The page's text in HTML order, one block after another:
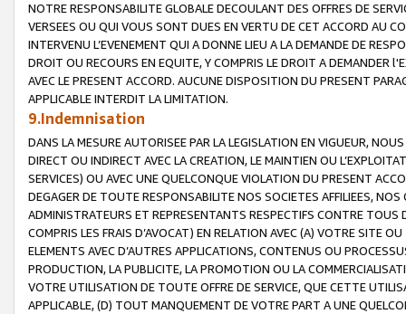
NOTRE RESPONSABILITE GLOBALE DECOULANT DES OFFRES DE
VERSEES OU QUI VOUS SONT DUES EN VERTU DE CET ACCORD AU
INTERVENU L’EVENEMENT QUI A DONNE LIEU A LA DEMANDE DE
DROIT OU RECOURS EN EQUITE, Y COMPRIS LE DROIT A DEMANDER
AVEC LE PRESENT ACCORD. AUCUNE DISPOSITION DU PRESENT
APPLICABLE INTERDIT LA LIMITATION.
9.Indemnisation
DANS LA MESURE AUTORISEE PAR LA LEGISLATION EN VIGUEUR,
DIRECT OU INDIRECT AVEC LA CREATION, LE MAINTIEN OU
SERVICES) OU AVEC UNE QUELCONQUE VIOLATION DU PRESENT
DEGAGER DE TOUTE RESPONSABILITE NOS SOCIETES AFFILIEES,
ADMINISTRATEURS ET REPRESENTANTS RESPECTIFS CONTRE
COMPRIS LES FRAIS D’AVOCAT) EN RELATION AVEC (A) VOTRE SITE
ELEMENTS AVEC D’AUTRES APPLICATIONS, CONTENUS OU
PRODUCTION, LA PUBLICITE, LA PROMOTION OU LA
VOTRE UTILISATION DE TOUTE OFFRE DE SERVICE, QUE CETTE
APPLICABLE, (D) TOUT MANQUEMENT DE VOTRE PART A UNE